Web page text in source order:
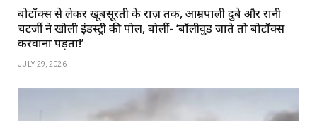
बोटॉक्स से लेकर खूबसूरती के राज़ तक, आम्रपाली दुबे और रानी
चटर्जी ने खोली इंडस्ट्री की पोल, बोलीं- ‘बॉलीवुड जाते तो बोटॉक्स
करवाना पड़ता!’
JULY 29, 2026